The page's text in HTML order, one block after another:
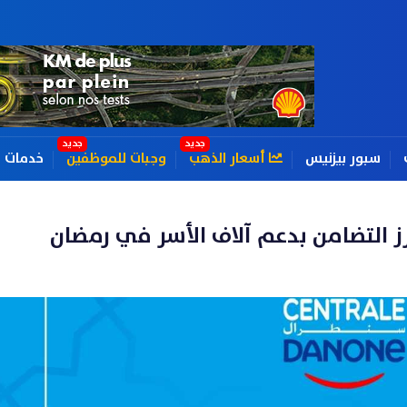
سبور بيزنيس أسعار الذهب وجبات للموظفين خدمات
التضامن بدعم آلاف الأسر في رمضان